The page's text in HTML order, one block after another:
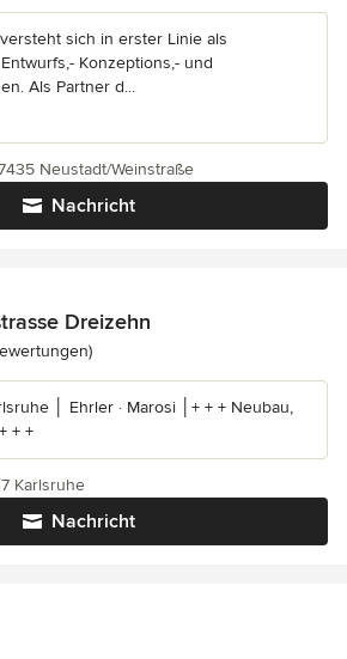
sich in erster Linie als
Konzeptions,- und
Als Partner d...
Nachricht
Neustadt/Weinstraße
Dreizehn
5 von 5 Sternen
│ Ehrler · Marosi │+ + + Neubau,
+ +
Nachricht
Karlsruhe